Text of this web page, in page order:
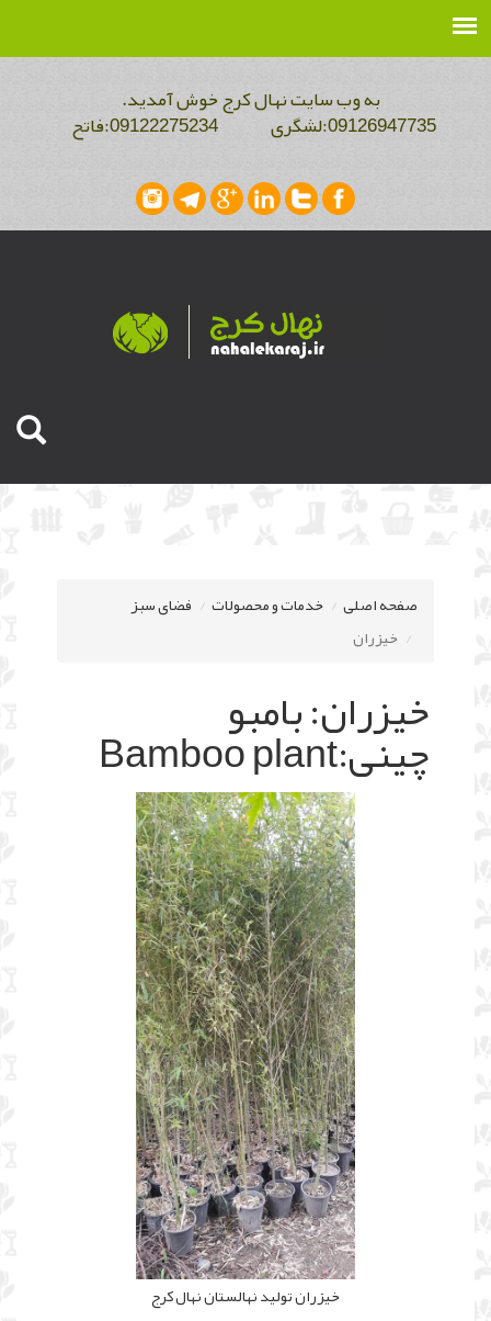
به وب سایت نهال کرج خوش آمدید.
صفحه اصلی خدمات و محصولات
فضای سبز
خیزران
خیزران: بامبو
چینی:Bamboo plant
خیزران تولید نهالستان نهال کرج